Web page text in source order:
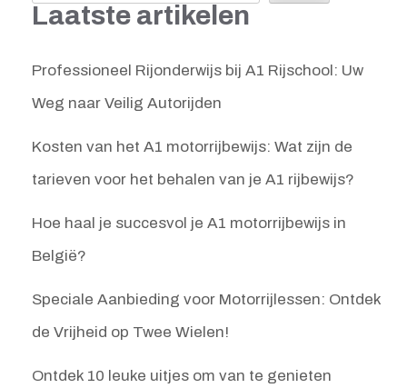
Laatste artikelen
Professioneel Rijonderwijs bij A1 Rijschool: Uw
Weg naar Veilig Autorijden
Kosten van het A1 motorrijbewijs: Wat zijn de
tarieven voor het behalen van je A1 rijbewijs?
Hoe haal je succesvol je A1 motorrijbewijs in
België?
Speciale Aanbieding voor Motorrijlessen: Ontdek
de Vrijheid op Twee Wielen!
Ontdek 10 leuke uitjes om van te genieten